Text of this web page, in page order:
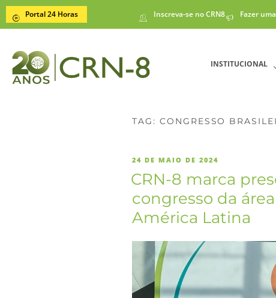
Portal 24 Horas Inscreva-se no CRN8 Fazer
INSTITUCIONAL
TAG: CONGRESSO
24 DE MAIO DE 2024
CRN-8 marca
congresso da
América Latina